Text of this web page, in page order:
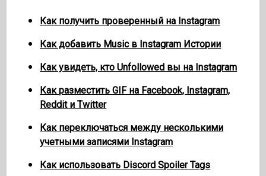
Как получить проверенный на Instagram
Как добавить Music в Instagram Истории
Как увидеть, кто Unfollowed вы на Instagram
Как разместить GIF на Facebook, Instagram,
Reddit и Twitter
Как переключаться между несколькими
учетными записями Instagram
Как использовать Discord Spoiler Tags